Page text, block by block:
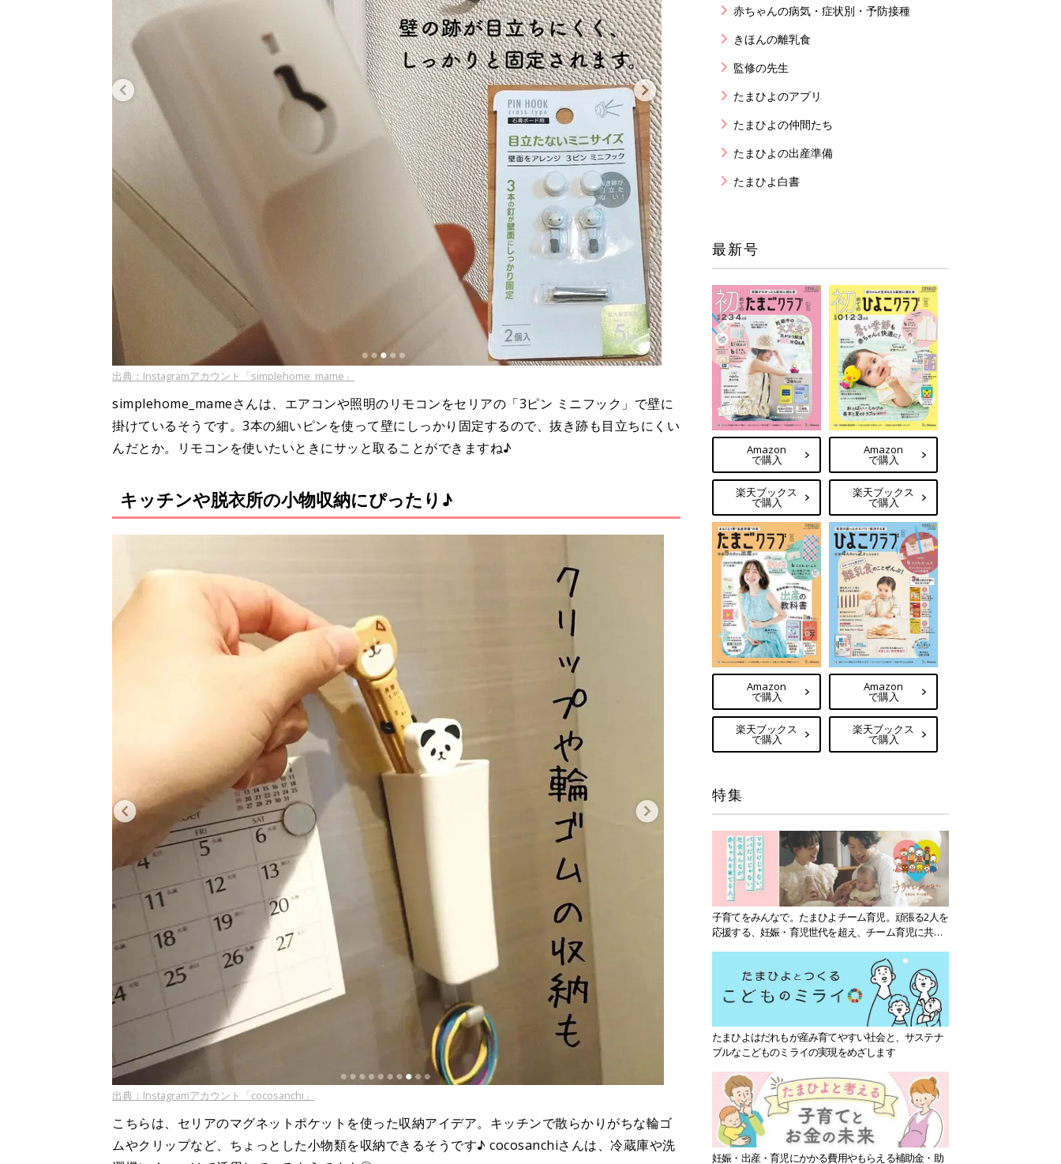
出典：Instagramアカウント「simplehome_mame」
simplehome_mameさんは、エアコンや照明のリモコンをセリアの「3ピン ミニフック」で壁に
掛けているそうです。3本の細いピンを使って壁にしっかり固定するので、抜き跡も目立ちにくい
んだとか。リモコンを使いたいときにサッと取ることができますね♪
キッチンや脱衣所の小物収納にぴったり♪
出典：Instagramアカウント「cocosanchi」
こちらは、セリアのマグネットポケットを使った収納アイデア。キッチンで散らかりがちな輪ゴ
ムやクリップなど、ちょっとした小物類を収納できるそうです♪ cocosanchiさんは、冷蔵庫や洗
赤ちゃんの病気・症状別・予防接種
きほんの離乳食
監修の先生
たまひよのアプリ
たまひよの仲間たち
たまひよの出産準備
たまひよ白書
最新号
Amazon
で購入
楽天ブックス
で購入
Amazon
で購入
楽天ブックス
で購入
Amazon
で購入
楽天ブックス
で購入
Amazon
で購入
楽天ブックス
で購入
特集
子育てをみんなで。たまひよチーム育児。頑張る2人を
応援する、妊娠・育児世代を超え、チーム育児に共感
たまひよはだれもが産み育てやすい社会と、サステナ
ブルなこどものミライの実現をめざします
妊娠・出産・育児にかかる費用やもらえる補助金・助